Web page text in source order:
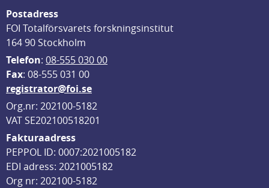
Postadress
FOI Totalförsvarets forskningsinstitut
164 90 Stockholm
Telefon: 08-555 030 00
Fax: 08-555 031 00
registrator@foi.se
Org.nr: 202100-5182
VAT SE202100518201
Fakturaadress
PEPPOL ID: 0007:2021005182
EDI adress: 2021005182
Org nr: 202100-5182